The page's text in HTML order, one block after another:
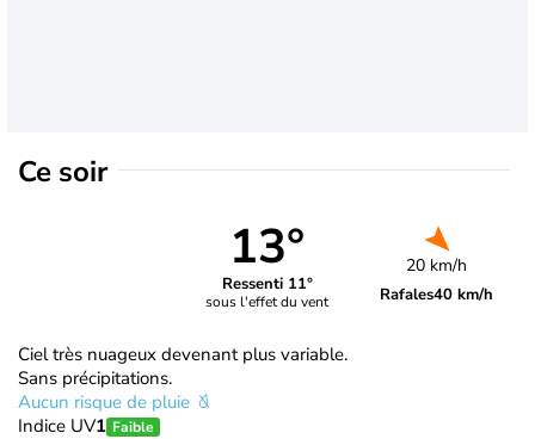
Ce soir
13°
Ressenti 11°
sous l'effet du vent
20 km/h
Rafales40 km/h
Ciel très nuageux devenant plus variable.
Sans précipitations.
Aucun risque de pluie
Indice UV1 Faible